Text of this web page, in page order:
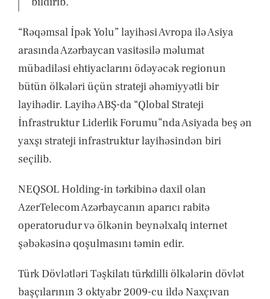
“Rəqəmsal İpək Yolu” layihəsi Avropa ilə Asiya
arasında Azərbaycan vasitəsilə məlumat
mübadiləsi ehtiyaclarını ödəyəcək regionun
bütün ölkələri üçün strateji əhəmiyyətli bir
layihədir. Layihə ABŞ-da “Qlobal Strateji
İnfrastruktur Liderlik Forumu”nda Asiyada beş ən
yaxşı strateji infrastruktur layihəsindən biri
seçilib.
NEQSOL Holding-in tərkibinə daxil olan
AzerTelecom Azərbaycanın aparıcı rabitə
operatorudur və ölkənin beynəlxalq internet
şəbəkəsinə qoşulmasını təmin edir.
Türk Dövlətləri Təşkilatı türkdilli ölkələrin dövlət
başçılarının 3 oktyabr 2009-cu ildə Naxçıvan